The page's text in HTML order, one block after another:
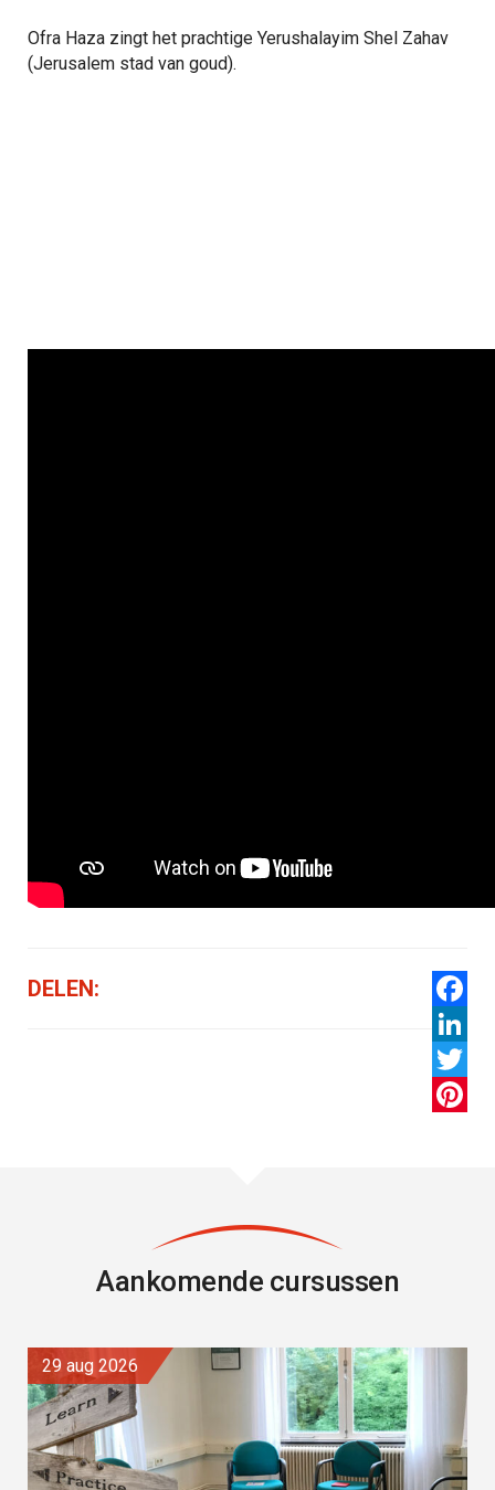
Ofra Haza zingt het prachtige Yerushalayim Shel Zahav
(Jerusalem stad van goud).
DELEN:
Twitter
Aankomende cursussen
29 aug 2026